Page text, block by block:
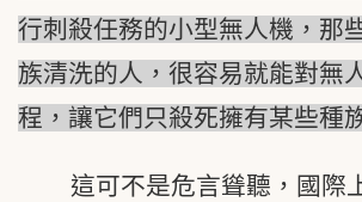
行刺殺任務的小型無人機，那
族清洗的人，很容易就能對無
程，讓它們只殺死擁有某些種
這可不是危言聳聽，國際